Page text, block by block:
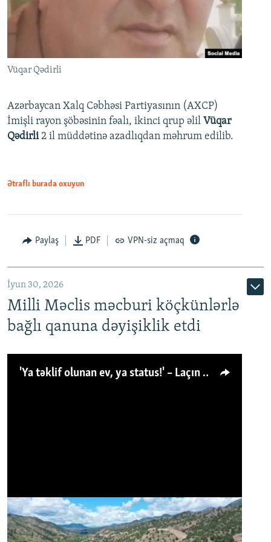
Vüqar Qədirli
Azərbaycan Xalq Cəbhəsi Partiyasının (AXCP)
İmişli rayon şöbəsinin fəalı, ikinci qrup əlil Vüqar
Qədirli2 il müddətinə azadlıqdan məhrum edilib.
Ətraflı burada oxuyun
Paylaş PDF VPN-siz açmaq
İyun 30, 2026
Milli Məclis məcburi köçkünlərlə
bağlı qanuna dəyişiklik etdi
'Ya təklif olunan ev, ya status!' – Laçın köçkünü: 'Laçından başqa heç hara!'